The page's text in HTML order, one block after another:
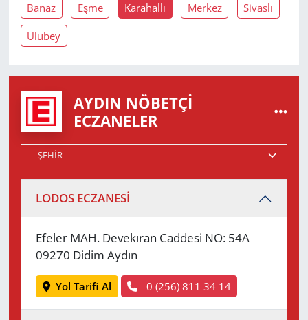
Banaz Eşme Karahallı Merkez Sivaslı
Ulubey
AYDIN NÖBETÇI
ECZANELER
LODOS ECZANESİ
Efeler MAH. Devekıran Caddesi NO: 54A
09270 Didim Aydın
Yol Tarifi Al 0 (256) 811 34 14